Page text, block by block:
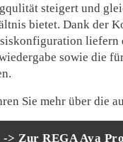
steigert und
bietet. Dank der
liefern
sowie die
Sie mehr über die
-> Zur REGA Aya